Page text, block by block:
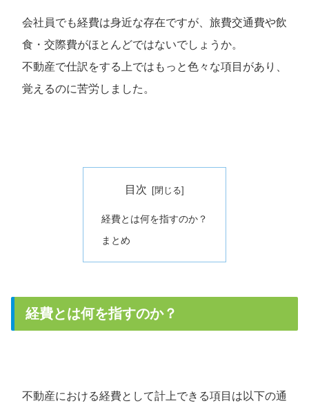
会社員でも経費は身近な存在ですが、旅費交通費や飲
食・交際費がほとんどではないでしょうか。
不動産で仕訳をする上ではもっと色々な項目があり、
覚えるのに苦労しました。
目次
経費とは何を指すのか？
まとめ
経費とは何を指すのか？
不動産における経費として計上できる項目は以下の通